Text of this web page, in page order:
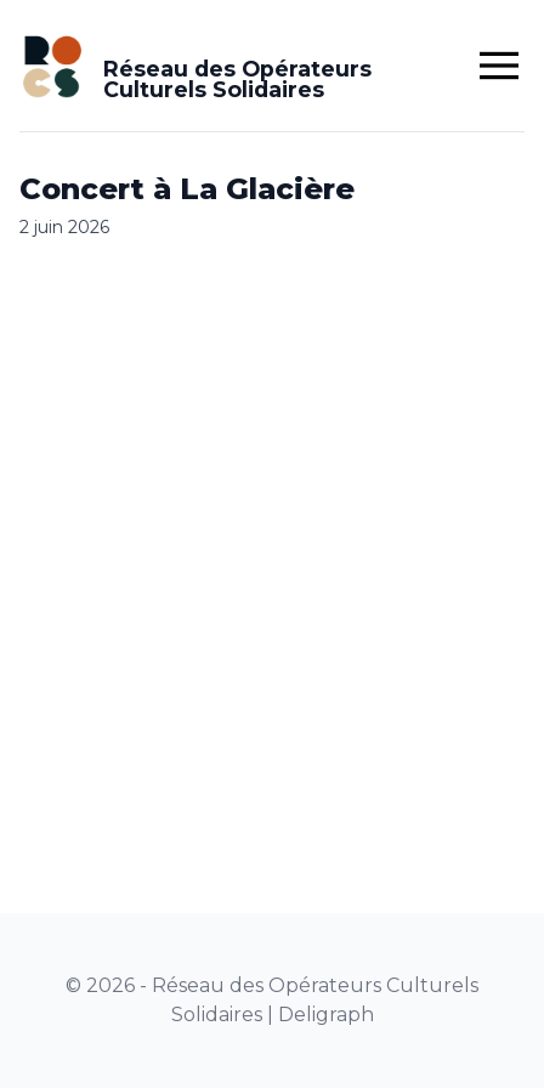
Réseau des Opérateurs
Culturels Solidaires
Concert à La Glacière
2 juin 2026
© 2026 - Réseau des Opérateurs Culturels
Solidaires | Deligraph